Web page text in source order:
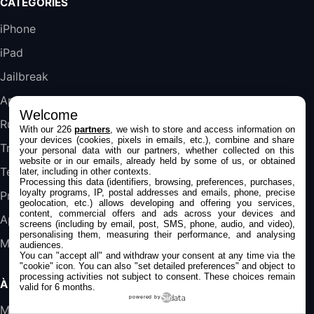
Blanc
Jeu FIFA 20 sur PC (code à télécharger)
45,98€57,99€Rue Du Commerce (Vendeur Tiers)
iPhone
iPad
Jailbreak
Applications
Rumeurs
Trucs & astuces
Tests
Promos
Apple
Mac
À PROPOS
Mentions légales
Welcome
With our 226partners , we wish to store and access information on
your devices (cookies, pixels in emails, etc.), combine and share
your personal data with our partners, whether collected on this
website or in our emails, already held by some of us, or obtained
later, including in other contexts.
Processing this data (identifiers, browsing, preferences, purchases,
loyalty programs, IP, postal addresses and emails, phone, precise
geolocation, etc.) allows developing and offering you services,
content, commercial offers and ads across your devices and
screens (including by email, post, SMS, phone, audio, and video),
personalising them, measuring their performance, and analysing
audiences.
You can "accept all" and withdraw your consent at any time via the
"cookie" icon. You can also "set detailed preferences" and object to
processing activities not subject to consent. These choices remain
valid for 6 months.
powered by